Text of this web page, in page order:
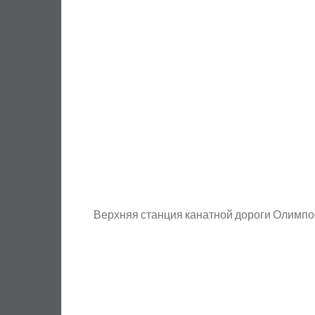
Верхняя станция канатной дороги